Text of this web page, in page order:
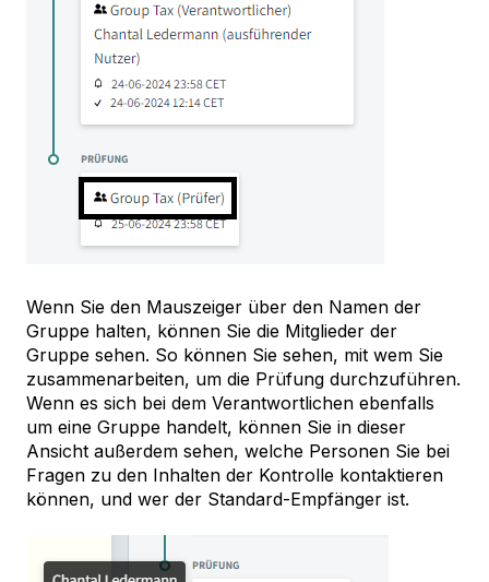
Wenn Sie den Mauszeiger über den Namen der
Gruppe halten, können Sie die Mitglieder der
Gruppe sehen. So können Sie sehen, mit wem Sie
zusammenarbeiten, um die Prüfung durchzuführen.
Wenn es sich bei dem Verantwortlichen ebenfalls
um eine Gruppe handelt, können Sie in dieser
Ansicht außerdem sehen, welche Personen Sie bei
Fragen zu den Inhalten der Kontrolle kontaktieren
können, und wer der Standard-Empfänger ist.